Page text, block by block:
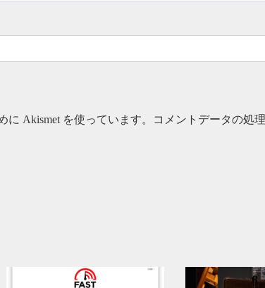
Akismet を使っています。
コメントデータの処